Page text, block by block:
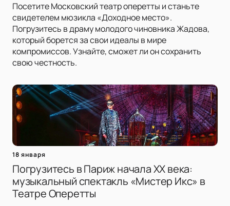
Посетите Московский театр оперетты и станьте
свидетелем мюзикла «Доходное место».
Погрузитесь в драму молодого чиновника Жадова,
который борется за свои идеалы в мире
компромиссов. Узнайте, сможет ли он сохранить
свою честность.
18 января
Погрузитесь в Париж начала XX века:
музыкальный спектакль «Мистер Икс» в
Театре Оперетты